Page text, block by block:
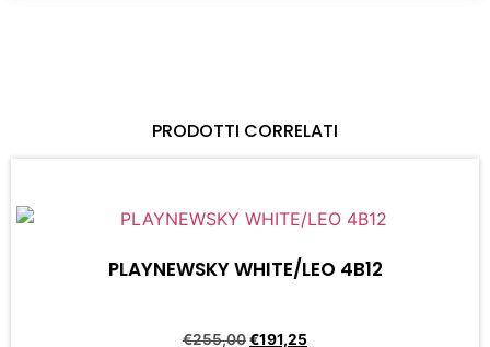
PRODOTTI CORRELATI
PLAYNEWSKY WHITE/LEO 4B12
€255,00€191,25